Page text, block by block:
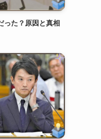
った？原因と真相